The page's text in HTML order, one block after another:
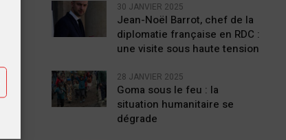
30 JANVIER 2025
Jean-Noël Barrot, chef de la
diplomatie française en RDC :
une visite sous haute tension
28 JANVIER 2025
Goma sous le feu : la
situation humanitaire se
dégrade